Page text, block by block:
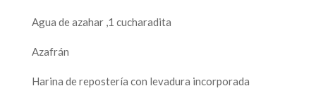
Agua de azahar ,1 cucharadita
Azafrán
Harina de repostería con levadura incorporada